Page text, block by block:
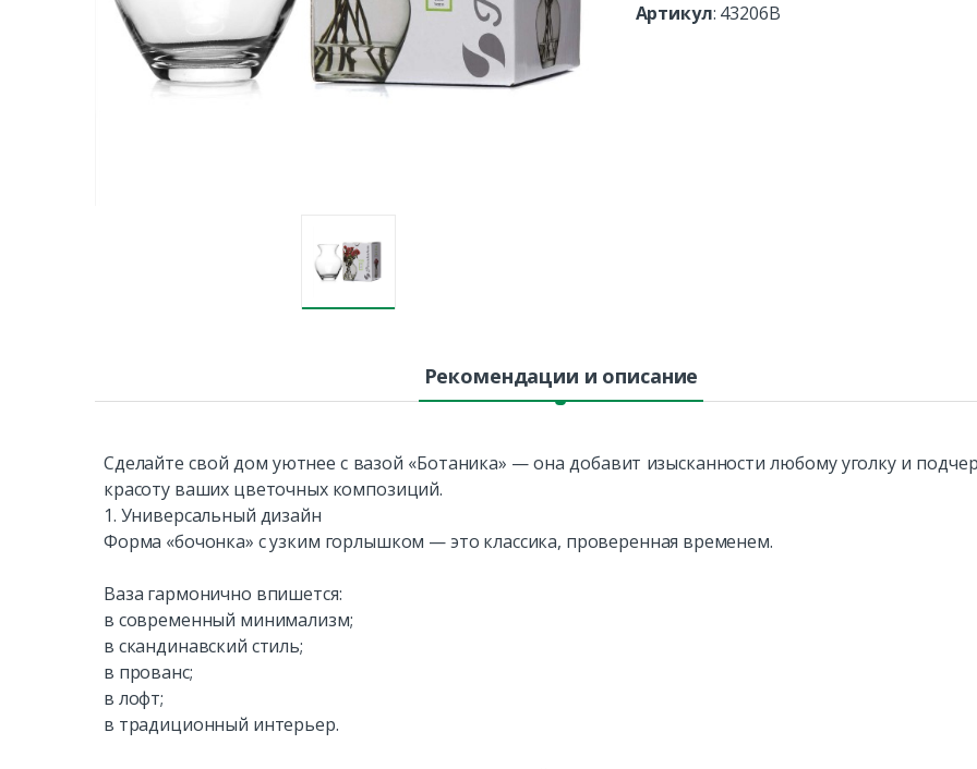
Артикул: 43206B
Рекомендации и описание
Сделайте свой дом уютнее с вазой «Ботаника» — она добавит изысканности любому уголку и
красоту ваших цветочных композиций.
1. Универсальный дизайн
Форма «бочонка» с узким горлышком — это классика, проверенная временем.
Ваза гармонично впишется:
в современный минимализм;
в скандинавский стиль;
в прованс;
в лофт;
в традиционный интерьер.